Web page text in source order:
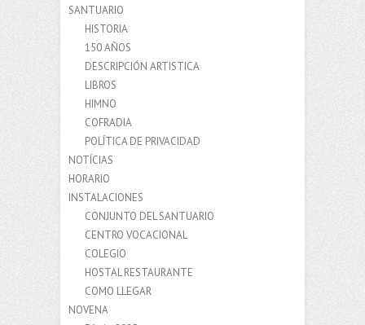
SANTUARIO
HISTORIA
150 AÑOS
DESCRIPCIÓN ARTISTICA
LIBROS
HIMNO
COFRADIA
POLÍTICA DE PRIVACIDAD
NOTÍCIAS
HORARIO
INSTALACIONES
CONJUNTO DEL SANTUARIO
CENTRO VOCACIONAL
COLEGIO
HOSTAL RESTAURANTE
COMO LLEGAR
NOVENA